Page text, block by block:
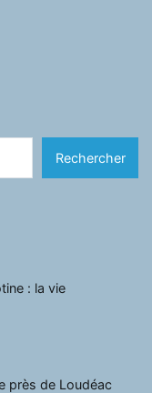
Rechercher
: la vie
près de Loudéac